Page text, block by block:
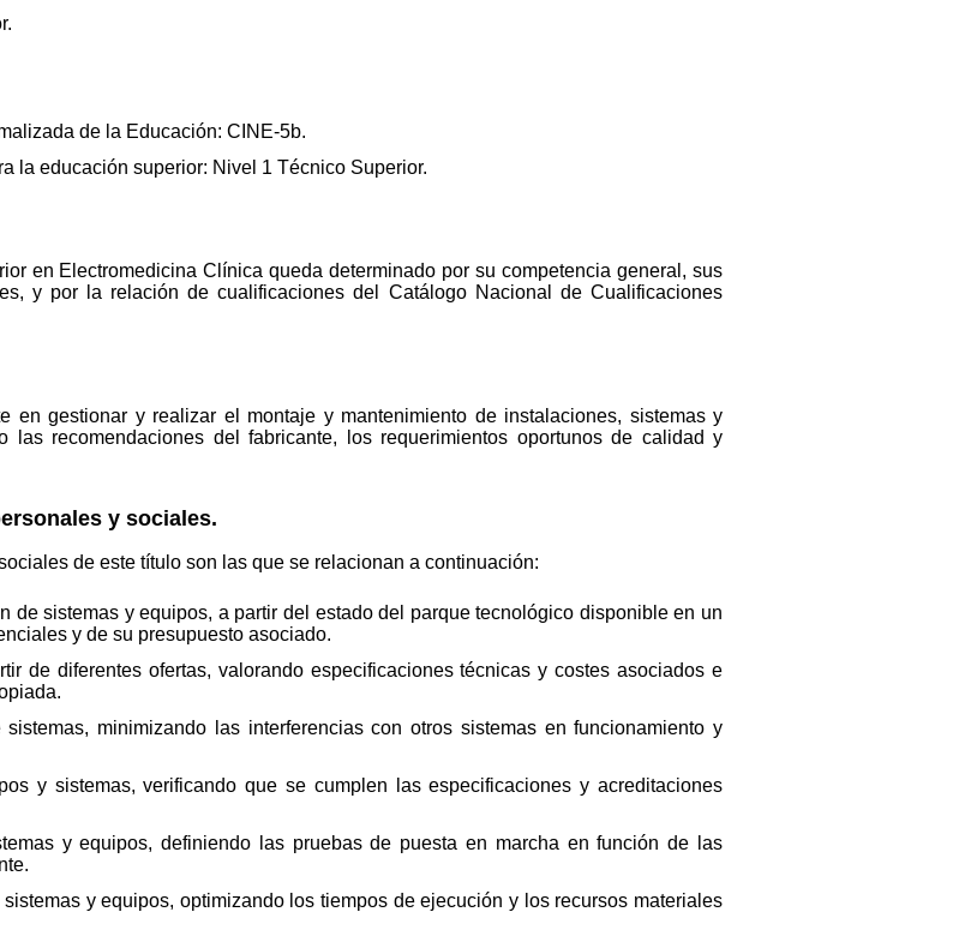
de la Educación: CINE-5b.
la educación superior: Nivel 1 Técnico Superior.
en Electromedicina Clínica queda determinado por su competencia general, sus
y por la relación de cualificaciones del Catálogo Nacional de Cualificaciones
en gestionar y realizar el montaje y mantenimiento de instalaciones, sistemas y
las recomendaciones del fabricante, los requerimientos oportunos de calidad y
y sociales.
de este título son las que se relacionan a continuación:
de sistemas y equipos, a partir del estado del parque tecnológico disponible en un
y de su presupuesto asociado.
de diferentes ofertas, valorando especificaciones técnicas y costes asociados e
minimizando las interferencias con otros sistemas en funcionamiento y
y sistemas, verificando que se cumplen las especificaciones y acreditaciones
y equipos, definiendo las pruebas de puesta en marcha en función de las
y equipos, optimizando los tiempos de ejecución y los recursos materiales